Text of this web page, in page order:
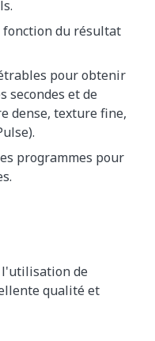
fonction du résultat
pour obtenir
secondes et de
dense, texture fine,
programmes pour
l'utilisation de
qualité et